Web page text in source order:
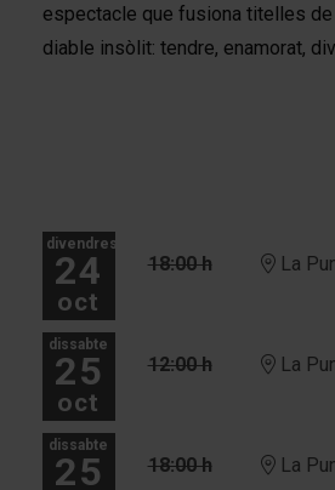
espectacle que fusiona titelles
diable insòlit: tendre, enamorat,
divendres
24
oct
18:00 h La
dissabte
25
oct
12:00 h La
dissabte
25 18:00 h La